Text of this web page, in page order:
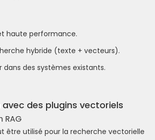
haute performance.
hybride (texte + vecteurs).
dans des systèmes existants.
des plugins vectoriels
RAG
être utilisé pour la recherche vectorielle